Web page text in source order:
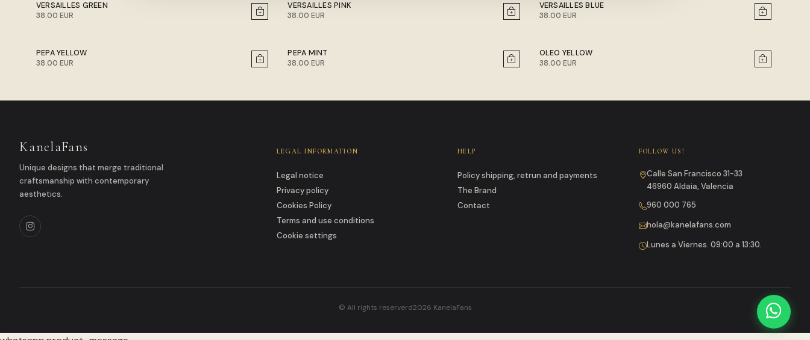
VERSAILLES GREEN
38.00 EUR
VERSAILLES PINK
38.00 EUR
VERSAILLES BLUE
38.00 EUR
PEPA YELLOW
38.00 EUR
PEPA MINT
38.00 EUR
OLEO YELLOW
38.00 EUR
KanelaFans
Unique designs that merge traditional
craftsmanship with contemporary
aesthetics.
LEGAL INFORMATION
Legal notice
Privacy policy
Cookies Policy
Terms and use conditions
Cookie settings
HELP
Policy shipping, retrun and payments
The Brand
Contact
FOLLOW US!
Calle San Francisco 31-33
46960 Aldaia, Valencia
960 000 765
hola@kanelafans.com
Lunes a Viernes. 09:00 a 13:30.
© All rights reserverd2026 KanelaFans